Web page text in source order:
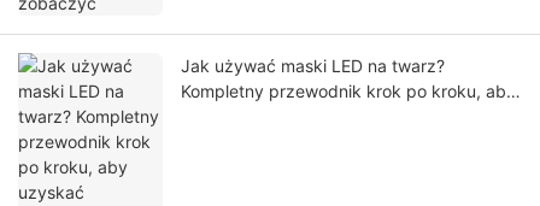
Jak używać maski LED na twarz?
Kompletny przewodnik krok po kroku, aby